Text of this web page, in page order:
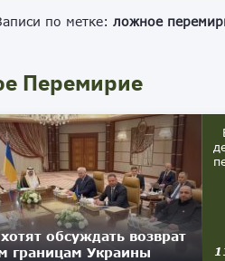
по метке: ложное
Перемирие
обсуждать возврат
границам Украины